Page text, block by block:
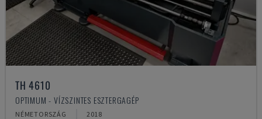
TH 4610
OPTIMUM - VÍZSZINTES ESZTERGAGÉP
NÉMETORSZÁG 2018